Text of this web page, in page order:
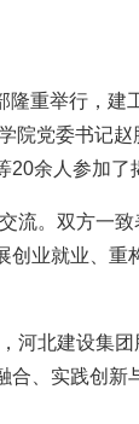
隆重举行， 建
院党委书记赵
20余人参加了
流。双方一致
创业就业、重
河北建设集团
合、实践创新